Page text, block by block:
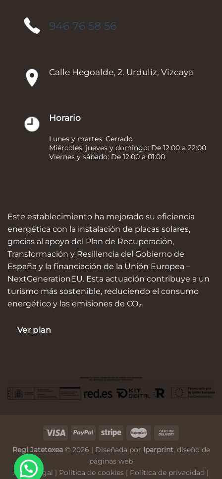
946 76 58 56
Calle Hegoalde, 2. Urduliz, Vizcaya
Horario
Lunes y martes: Cerrado
Miércoles, jueves y domingo: De 12:00 a 22:00
Viernes y sábado: De 12:00 a 01:00
Este establecimiento ha mejorado su eficiencia
energética con la instalación de placas solares,
gracias al apoyo del Plan de Recuperación,
Transformación y Resiliencia del Gobierno de
España y la financiación de la Unión Europea –
NextGenerationEU. Esta actuación contribuye a un
turismo más sostenible, reduciendo el consumo
energético y las emisiones de CO₂.
Ver plan
Regi Jatetexea© 2026 | Diseñada por Iparprint, diseño de
páginas web
Aviso Legal | Política de cookies | Política de privacidad |